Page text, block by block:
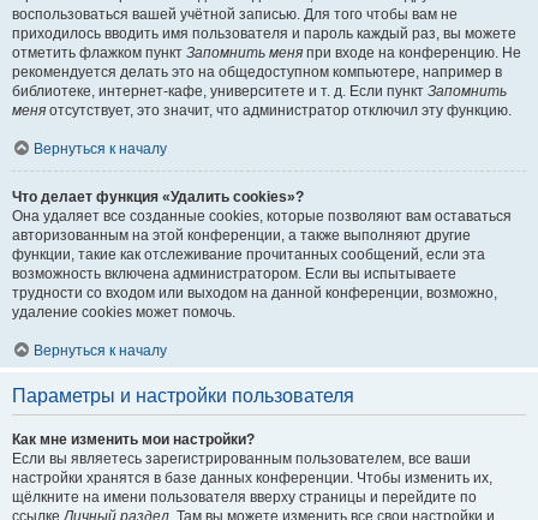
воспользоваться вашей учётной записью. Для того чтобы вам не
приходилось вводить имя пользователя и пароль каждый раз, вы можете
отметить флажком пункт Запомнить меня при входе на конференцию. Не
рекомендуется делать это на общедоступном компьютере, например в
библиотеке, интернет-кафе, университете и т. д. Если пункт Запомнить
меня отсутствует, это значит, что администратор отключил эту функцию.
Вернуться к началу
Что делает функция «Удалить cookies»?
Она удаляет все созданные cookies, которые позволяют вам оставаться
авторизованным на этой конференции, а также выполняют другие
функции, такие как отслеживание прочитанных сообщений, если эта
возможность включена администратором. Если вы испытываете
трудности со входом или выходом на данной конференции, возможно,
удаление cookies может помочь.
Вернуться к началу
Параметры и настройки пользователя
Как мне изменить мои настройки?
Если вы являетесь зарегистрированным пользователем, все ваши
настройки хранятся в базе данных конференции. Чтобы изменить их,
щёлкните на имени пользователя вверху страницы и перейдите по
ссылкеЛичный раздел. Там вы можете изменить все свои настройки и